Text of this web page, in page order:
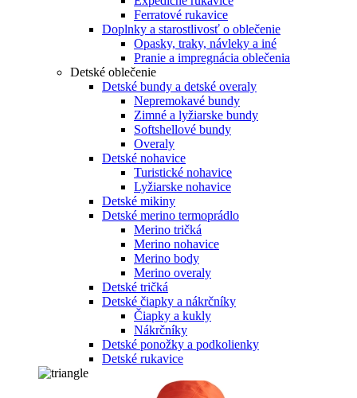
Ferratové rukavice
Doplnky a starostlivosť o oblečenie
Opasky, traky, návleky a iné
Pranie a impregnácia oblečenia
Detské oblečenie
Detské bundy a detské overaly
Nepremokavé bundy
Zimné a lyžiarske bundy
Softshellové bundy
Overaly
Detské nohavice
Turistické nohavice
Lyžiarske nohavice
Detské mikiny
Detské merino termoprádlo
Merino tričká
Merino nohavice
Merino body
Merino overaly
Detské tričká
Detské čiapky a nákrčníky
Čiapky a kukly
Nákrčníky
Detské ponožky a podkolienky
Detské rukavice